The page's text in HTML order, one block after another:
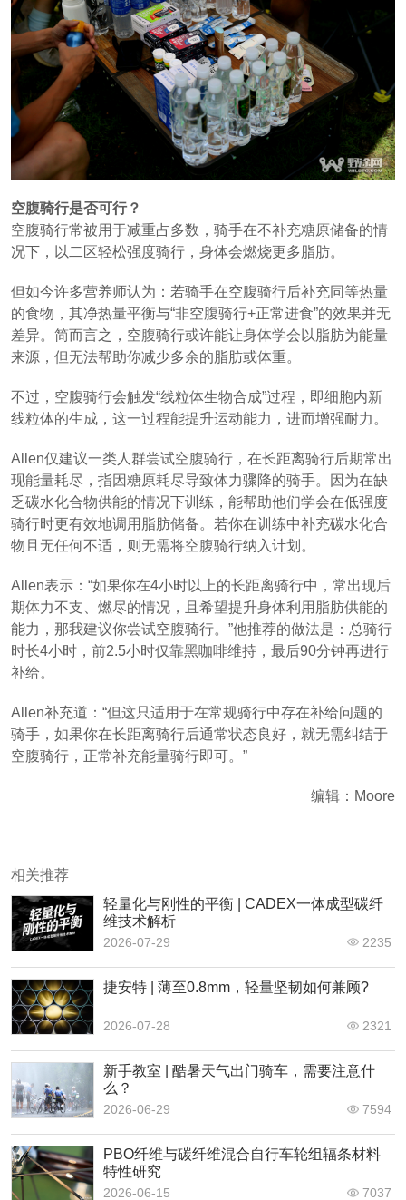
空腹骑行是否可行？
空腹骑行常被用于减重占多数，骑手在不补充糖原储备的情
况下，以二区轻松强度骑行，身体会燃烧更多脂肪。
但如今许多营养师认为：若骑手在空腹骑行后补充同等热量
的食物，其净热量平衡与“非空腹骑行+正常进食”的效果并无
差异。简而言之，空腹骑行或许能让身体学会以脂肪为能量
来源，但无法帮助你减少多余的脂肪或体重。
不过，空腹骑行会触发“线粒体生物合成”过程，即细胞内新
线粒体的生成，这一过程能提升运动能力，进而增强耐力。
Allen仅建议一类人群尝试空腹骑行，在长距离骑行后期常出
现能量耗尽，指因糖原耗尽导致体力骤降的骑手。因为在缺
乏碳水化合物供能的情况下训练，能帮助他们学会在低强度
骑行时更有效地调用脂肪储备。若你在训练中补充碳水化合
物且无任何不适，则无需将空腹骑行纳入计划。
Allen表示：“如果你在4小时以上的长距离骑行中，常出现后
期体力不支、燃尽的情况，且希望提升身体利用脂肪供能的
能力，那我建议你尝试空腹骑行。”他推荐的做法是：总骑行
时长4小时，前2.5小时仅靠黑咖啡维持，最后90分钟再进行
补给。
Allen补充道：“但这只适用于在常规骑行中存在补给问题的
骑手，如果你在长距离骑行后通常状态良好，就无需纠结于
空腹骑行，正常补充能量骑行即可。”
编辑：Moore
相关推荐
轻量化与刚性的平衡 | CADEX一体成型碳纤
维技术解析
2026-07-29 2235
捷安特 | 薄至0.8mm，轻量坚韧如何兼顾?
2026-07-28 2321
新手教室 | 酷暑天气出门骑车，需要注意什
么？
2026-06-29 7594
PBO纤维与碳纤维混合自行车轮组辐条材料
特性研究
2026-06-15 7037